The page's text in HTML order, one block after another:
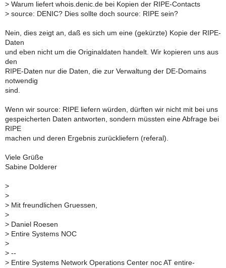
> Warum liefert whois.denic.de bei Kopien der RIPE-Contacts
> source: DENIC? Dies sollte doch source: RIPE sein?
Nein, dies zeigt an, daß es sich um eine (gekürzte) Kopie der RIPE-
Daten
und eben nicht um die Originaldaten handelt. Wir kopieren uns aus
den
RIPE-Daten nur die Daten, die zur Verwaltung der DE-Domains
notwendig
sind.
Wenn wir source: RIPE liefern würden, dürften wir nicht mit bei uns
gespeicherten Daten antworten, sondern müssten eine Abfrage bei
RIPE
machen und deren Ergebnis zurückliefern (referal).
Viele Grüße
Sabine Dolderer
>
>
> Mit freundlichen Gruessen,
>
> Daniel Roesen
> Entire Systems NOC
>
> --
> Entire Systems Network Operations Center noc AT entire-